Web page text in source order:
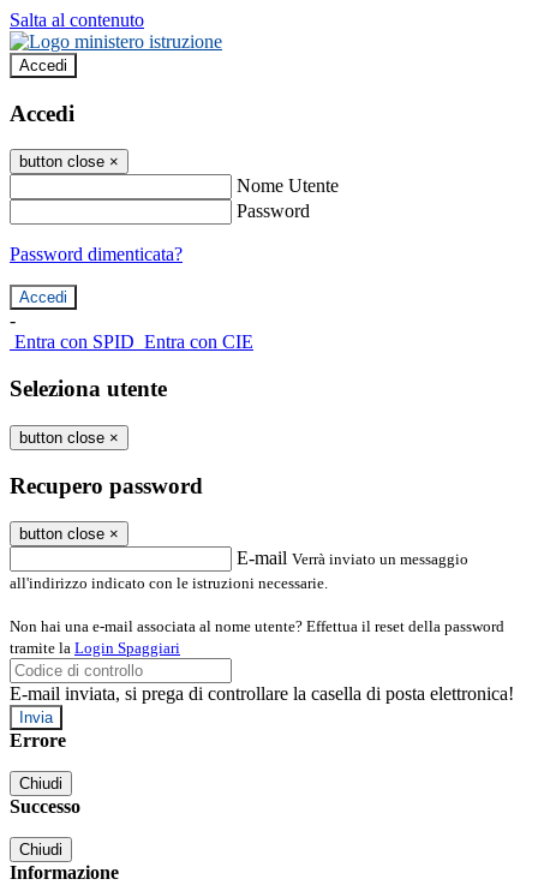
Salta al contenuto
Accedi
Accedi
button close ×
Nome Utente
Password
Password dimenticata?
-
Entra con SPID Entra con CIE
Seleziona utente
button close ×
Recupero password
button close ×
E-mail Verrà inviato un messaggio
all'indirizzo indicato con le istruzioni necessarie.
Non hai una e-mail associata al nome utente? Effettua il reset della password
tramite la Login Spaggiari
E-mail inviata, si prega di controllare la casella di posta elettronica!
Errore
Chiudi
Successo
Chiudi
Informazione